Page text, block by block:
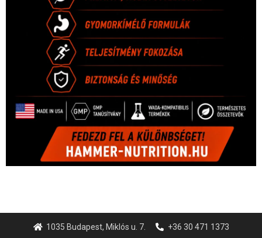
1035 Budapest, Miklós u. 7.
+36 30 471 1373